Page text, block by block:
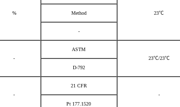
% 23℃
Method
-
-
ASTM
23℃/23℃
D-792
-
21 CFR
-
Pt 177.1520